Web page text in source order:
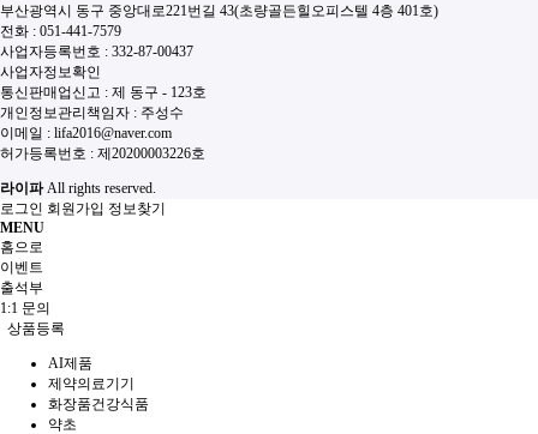
부산광역시 동구 중앙대로221번길 43(초량골든힐오피스텔 4층 401호)
전화 : 051-441-7579
사업자등록번호 : 332-87-00437
사업자정보확인
통신판매업신고 : 제 동구 - 123호
개인정보관리책임자 : 주성수
이메일 : lifa2016@naver.com
허가등록번호 : 제20200003226호
라이파 All rights reserved.
로그인 회원가입 정보찾기
MENU
홈으로
이벤트
출석부
1:1 문의
상품등록
AI제품
제약의료기기
화장품건강식품
약초